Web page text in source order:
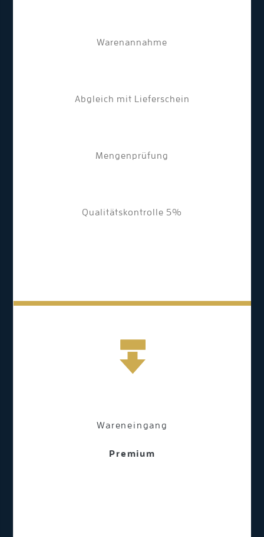
Warenannahme
Abgleich mit Lieferschein
Mengenprüfung
Qualitätskontrolle 5%
Wareneingang
Premium